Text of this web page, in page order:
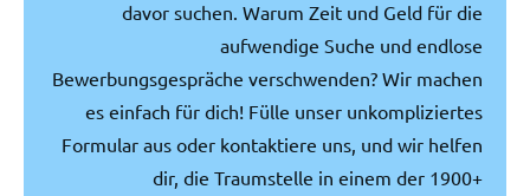
davor suchen. Warum Zeit und Geld für die
aufwendige Suche und endlose
Bewerbungsgespräche verschwenden? Wir machen
es einfach für dich! Fülle unser unkompliziertes
Formular aus oder kontaktiere uns, und wir helfen
dir, die Traumstelle in einem der 1900+